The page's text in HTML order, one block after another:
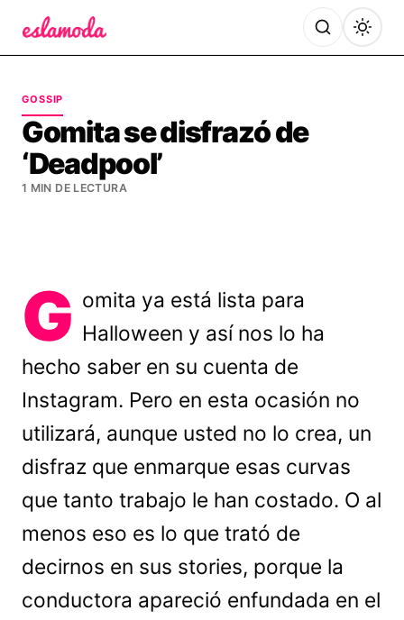
GOSSIP
Gomita se disfrazó de
‘Deadpool’
1 MIN DE LECTURA
G omita ya está lista para
Halloween y así nos lo ha
hecho saber en su cuenta de
Instagram. Pero en esta ocasión no
utilizará, aunque usted no lo crea, un
disfraz que enmarque esas curvas
que tanto trabajo le han costado. O al
menos eso es lo que trató de
decirnos en sus stories, porque la
conductora apareció enfundada en el